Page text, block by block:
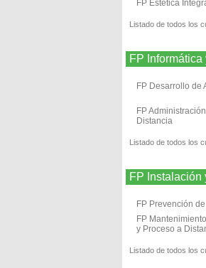
FP Estética
Listado de todos los
FP
FP Desarrollo de
FP
Distancia
Listado de todos los
FP Instalación
FP Prevención
FP
y Proceso a
Listado de todos los